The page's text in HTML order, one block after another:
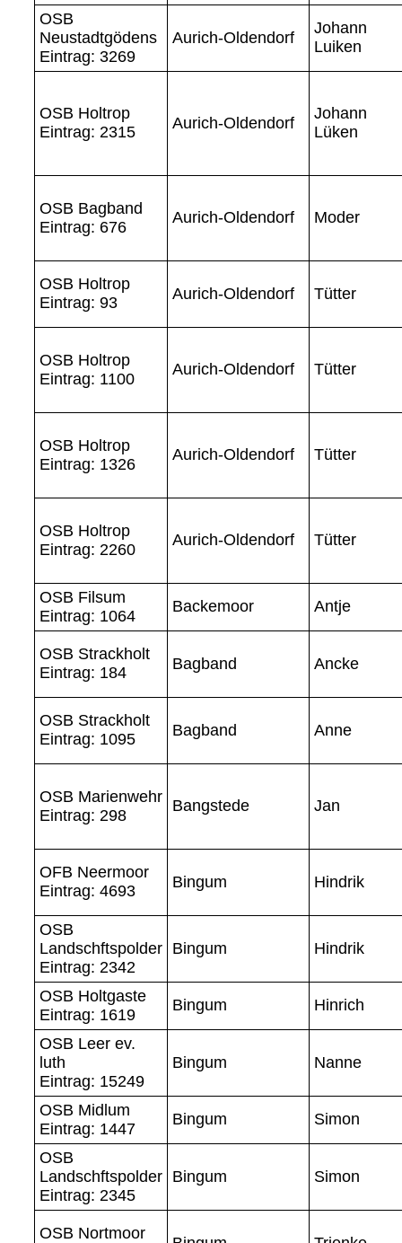
OSB
Neustadtgödens
Eintrag: 3269
Aurich-Oldendorf
Johann
Luiken
OSB Holtrop
Eintrag: 2315
Aurich-Oldendorf
Johann
Lüken
OSB Bagband
Eintrag: 676
Aurich-Oldendorf Moder
OSB Holtrop
Eintrag: 93
Aurich-Oldendorf Tütter
OSB Holtrop
Eintrag: 1100
Aurich-Oldendorf Tütter
OSB Holtrop
Eintrag: 1326
Aurich-Oldendorf Tütter
OSB Holtrop
Eintrag: 2260
Aurich-Oldendorf Tütter
OSB Filsum
Eintrag: 1064
Backemoor Antje
OSB Strackholt
Eintrag: 184
Bagband Ancke
OSB Strackholt
Eintrag: 1095
Bagband Anne
OSB Marienwehr
Eintrag: 298
Bangstede Jan
OFB Neermoor
Eintrag: 4693
Bingum Hindrik
OSB
Landschftspolder
Eintrag: 2342
Bingum Hindrik
OSB Holtgaste
Eintrag: 1619
Bingum Hinrich
OSB Leer ev.
luth
Eintrag: 15249
Bingum Nanne
OSB Midlum
Eintrag: 1447
Bingum Simon
OSB
Landschftspolder
Eintrag: 2345
Bingum Simon
OSB Nortmoor